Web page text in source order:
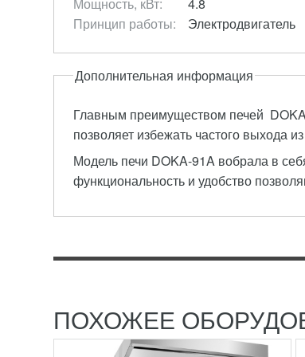
Мощность, кВт:
4.8
Принцип работы:
Электродвигатель
Дополнительная информация
Главным преимуществом печей
позволяет избежать частого выхода
Модель печи DOKA-91A вобрала в
функциональность и удобство
ПОХОЖЕЕ
РОТАЦИОННАЯ ПЕЧЬ
ROTORBAKE Е8 (ЭЛЕКТРО)
итальянского...